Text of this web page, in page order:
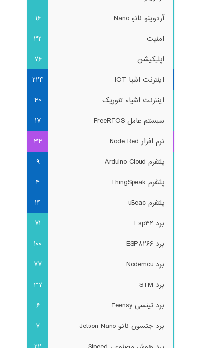
آردوینو نانو Nano
16
امنیت
32
اپلیکیشن
76
اینترنت اشیا IOT
224
اینترنت اشیاء تئوریک
40
سیستم عامل FreeRTOS
17
نرم افزار Node Red
34
پلتفرم Arduino Cloud
9
پلتفرم ThingSpeak
4
پلتفرم uBeac
14
برد Esp32
71
برد ESP8266
100
برد Nodemcu
77
برد STM
37
برد تینسی Teensy
6
برد جتسون نانو Jetson Nano
7